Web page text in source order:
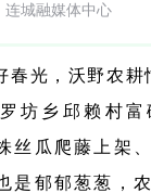
连城融媒体中心
春光，沃野农耕
坊乡邱赖村富
丝瓜爬藤上架
是郁郁葱葱，